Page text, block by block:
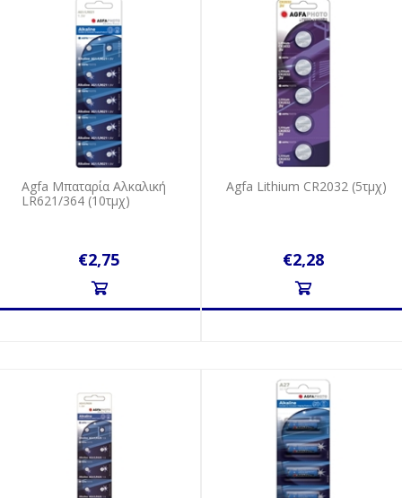
Agfa Mπαταρία Aλκαλική
LR621/364 (10τμχ)
€2,75
Agfa Lithium CR2032 (5τμχ)
€2,28